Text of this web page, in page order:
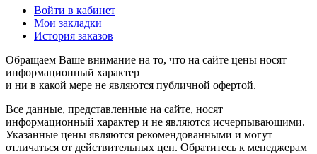
Войти в кабинет
Мои закладки
История заказов
Обращаем Ваше внимание на то, что на сайте цены носят
информационный характер
и ни в какой мере не являются публичной офертой.
Все данные, представленные на сайте, носят
информационный характер и не являются исчерпывающими.
Указанные цены являются рекомендованными и могут
отличаться от действительных цен. Обратитесь к менеджерам